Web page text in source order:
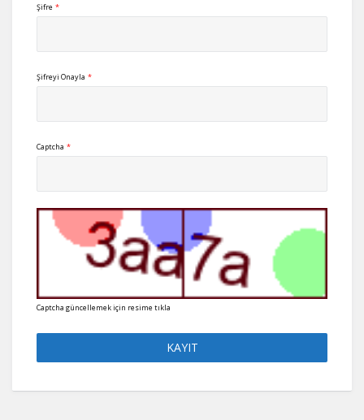
Şifre *
Şifreyi Onayla *
Captcha *
Captcha güncellemek için resime tıkla